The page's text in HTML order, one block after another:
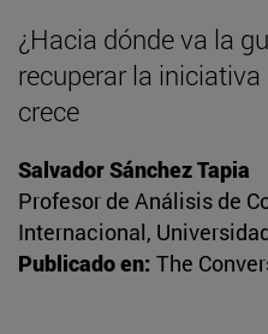
¿Hacia dónde va la
recuperar la
crece
Salvador Sánchez Tapia
Profesor de Análisis de
Internacional,
Publicado en: The